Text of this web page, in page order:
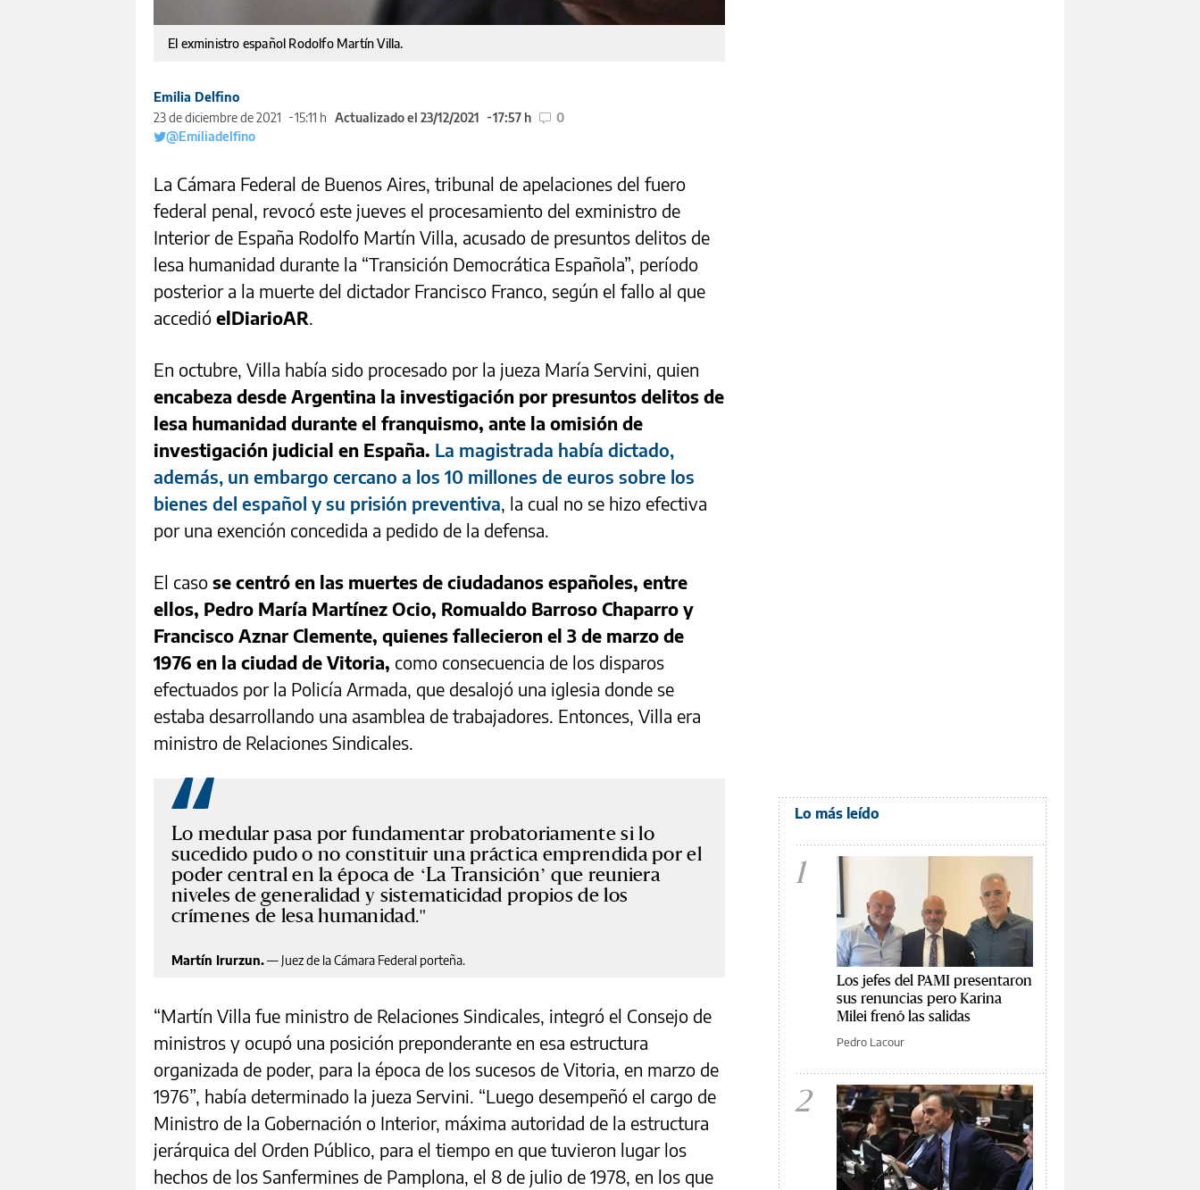
El exministro español Rodolfo Martín Villa.
Emilia Delfino
23 de diciembre de 2021
15:11 h Actualizado el 23/12/2021 17:57 h
0
@Emiliadelfino
La Cámara Federal de Buenos Aires, tribunal de apelaciones del fuero
federal penal, revocó este jueves el procesamiento del exministro de
Interior de España Rodolfo Martín Villa, acusado de presuntos delitos de
lesa humanidad durante la “Transición Democrática Española”, período
posterior a la muerte del dictador Francisco Franco, según el fallo al que
accedió elDiarioAR.
En octubre, Villa había sido procesado por la jueza María Servini, quien
encabeza desde Argentina la investigación por presuntos delitos de
lesa humanidad durante el franquismo, ante la omisión de
investigación judicial en España. La magistrada había dictado,
además, un embargo cercano a los 10 millones de euros sobre los
bienes del español y su prisión preventiva, la cual no se hizo efectiva
por una exención concedida a pedido de la defensa.
El caso se centró en las muertes de ciudadanos españoles, entre
ellos, Pedro María Martínez Ocio, Romualdo Barroso Chaparro y
Francisco Aznar Clemente, quienes fallecieron el 3 de marzo de
1976 en la ciudad de Vitoria, como consecuencia de los disparos
efectuados por la Policía Armada, que desalojó una iglesia donde se
estaba desarrollando una asamblea de trabajadores. Entonces, Villa era
ministro de Relaciones Sindicales.
Lo medular pasa por fundamentar probatoriamente si lo
sucedido pudo o no constituir una práctica emprendida por el
poder central en la época de ‘La Transición’ que reuniera
niveles de generalidad y sistematicidad propios de los
crímenes de lesa humanidad.
Martín Irurzun.— Juez de la Cámara Federal porteña.
“Martín Villa fue ministro de Relaciones Sindicales, integró el Consejo de
ministros y ocupó una posición preponderante en esa estructura
organizada de poder, para la época de los sucesos de Vitoria, en marzo de
1976”, había determinado la jueza Servini. “Luego desempeñó el cargo de
Ministro de la Gobernación o Interior, máxima autoridad de la estructura
jerárquica del Orden Público, para el tiempo en que tuvieron lugar los
hechos de los Sanfermines de Pamplona, el 8 de julio de 1978, en los que
Lo más leído
1
Los jefes del PAMI presentaron
sus renuncias pero Karina
Milei frenó las salidas
Pedro Lacour
2